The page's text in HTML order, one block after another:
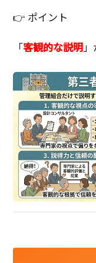
👉 ポイント
「客観的な説明